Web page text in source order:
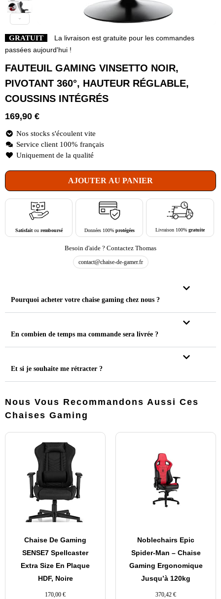
GRATUIT
La livraison est gratuite pour les commandes
passées aujourd'hui !
FAUTEUIL GAMING VINSETTO NOIR,
PIVOTANT 360°, HAUTEUR RÉGLABLE,
COUSSINS INTÉGRÉS
169,90 €
Nos stocks s'écoulent vite
Service client 100% français
Uniquement de la qualité
AJOUTER AU PANIER
Satisfaitou remboursé Données 100% protégées Livraison 100%gratuite
Besoin d'aide ? Contactez Thomas
contact@chaise-de-gamer.fr
Pourquoi acheter votre chaise gaming chez nous ?
En combien de temps ma commande sera livrée ?
Et si je souhaite me rétracter ?
Nous Vous Recommandons Aussi Ces
Chaises Gaming
Chaise De Gaming
SENSE7 Spellcaster
Extra Size En Plaque
HDF, Noire
170,00 €
Noblechairs Epic
Spider-Man – Chaise
Gaming Ergonomique
Jusqu’à 120kg
370,42 €